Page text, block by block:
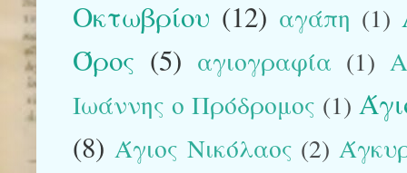
Οκτωβρίου (12) αγάπη (1)
Όρος (5) αγιογραφία (1)
Ιωάννης ο Πρόδρομος (1)
(8) Άγιος Νικόλαος (2)